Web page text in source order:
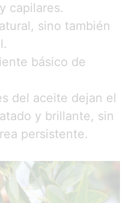
capilares.
sino también
básico de
del aceite dejan el
y brillante, sin
persistente.